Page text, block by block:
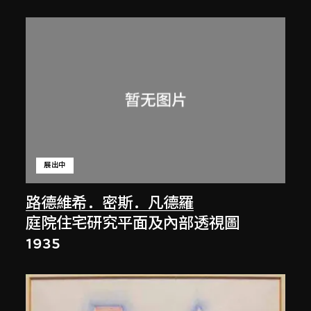
路德維希．密斯．凡德羅
展出中
庭院住宅研究平面及內部透視圖
1935